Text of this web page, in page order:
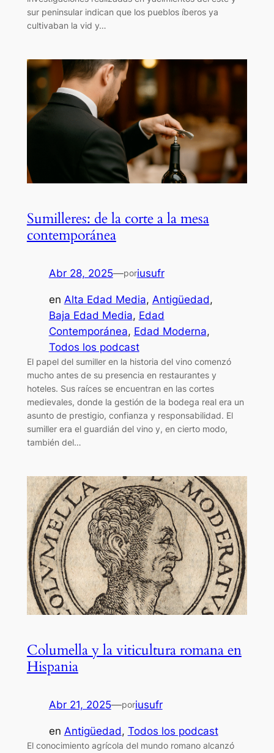
sur peninsular indican que los pueblos íberos ya
cultivaban la vid y…
Sumilleres: de la corte a la mesa
contemporánea
Abr 28, 2025—poriusufr
en Alta Edad Media, Antigüedad
Baja Edad Media, Edad
Contemporánea, Edad Moderna
Todos los podcast
El papel del sumiller en la historia del vino comenzó
mucho antes de su presencia en restaurantes y
hoteles. Sus raíces se encuentran en las cortes
medievales, donde la gestión de la bodega real era un
asunto de prestigio, confianza y responsabilidad. El
sumiller era el guardián del vino y, en cierto modo,
también del…
Columella y la viticultura romana en
Hispania
Abr 21, 2025—poriusufr
en Antigüedad, Todos los podcast
El conocimiento agrícola del mundo romano alcanzó